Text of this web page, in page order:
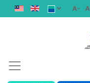
A- A